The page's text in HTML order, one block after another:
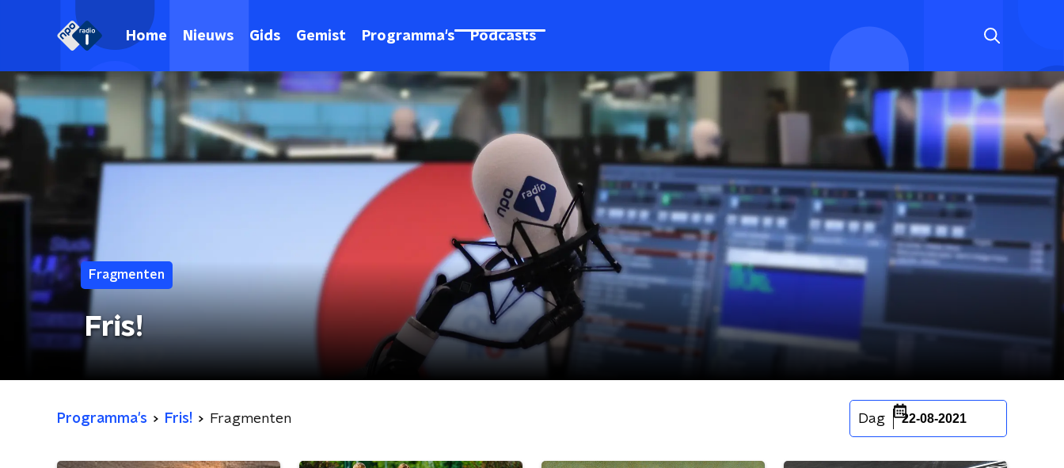
Home Nieuws Gids Gemist Programma's Podcasts
Fragmenten
Fris!
Programma's Fris! Fragmenten Dag 22-08-2021